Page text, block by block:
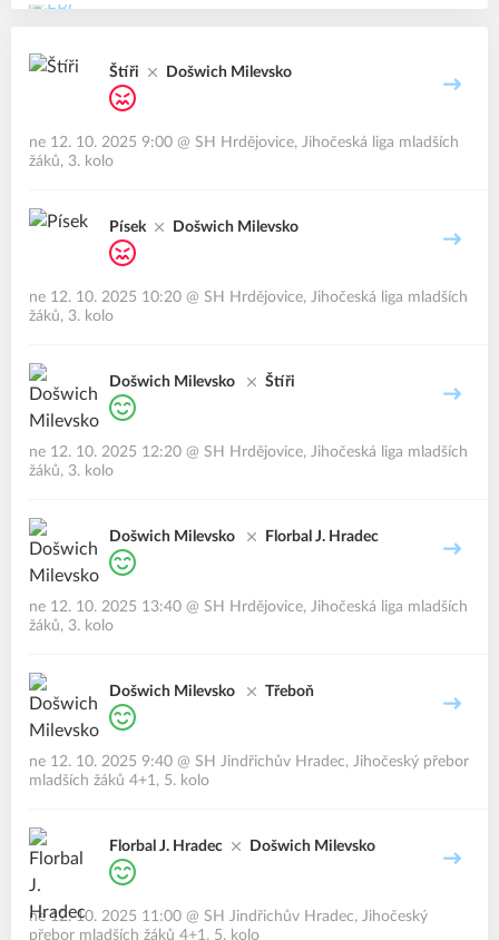
Štíři Došwich Milevsko
ne 12. 10. 2025 9:00 @ SH Hrdějovice, Jihočeská liga mladších
žáků, 3. kolo
Písek Došwich Milevsko
ne 12. 10. 2025 10:20 @ SH Hrdějovice, Jihočeská liga mladších
žáků, 3. kolo
Došwich Milevsko Štíři
ne 12. 10. 2025 12:20 @ SH Hrdějovice, Jihočeská liga mladších
žáků, 3. kolo
Došwich Milevsko Florbal J. Hradec
ne 12. 10. 2025 13:40 @ SH Hrdějovice, Jihočeská liga mladších
žáků, 3. kolo
Došwich Milevsko Třeboň
ne 12. 10. 2025 9:40 @ SH Jindřichův Hradec, Jihočeský přebor
mladších žáků 4+1, 5. kolo
Florbal J. Hradec Došwich Milevsko
ne 12. 10. 2025 11:00 @ SH Jindřichův Hradec, Jihočeský
přebor mladších žáků 4+1, 5. kolo